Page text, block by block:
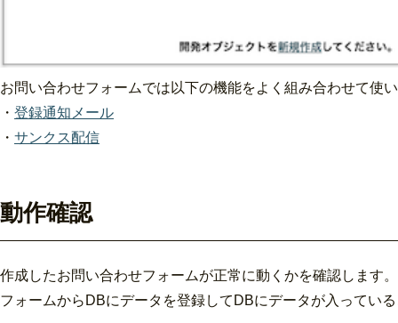
お問い合わせフォームでは以下の機能をよく組み合わせて使
・ 登録通知メール
・ サンクス配信
動作確認
作成したお問い合わせフォームが正常に動くかを確認します。
フォームからDBにデータを登録してDBにデータが入ってい